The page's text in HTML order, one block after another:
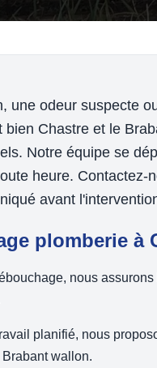
une odeur suspecte
bien Chastre et le
Notre équipe se
heure. Contactez-
avant
plomberie à
nous
planifié, nous
wallon.